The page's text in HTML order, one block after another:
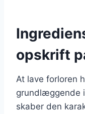
opskrift
At lave forloren
grundlæggende
skaber den